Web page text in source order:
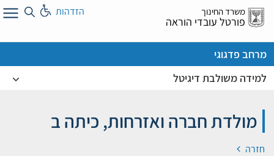
דלג
אל
משרד החינוך
פורטל עובדי הוראה
הזדהות
מרחב פדגוגי
למידה משולבת דיגיטל
מולדת חברה ואזרחות, כיתה ב
חזרה